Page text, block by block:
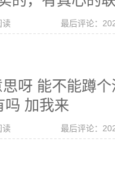
读 最后评论：
呀 能不能蹲
吗 加我来
读 最后评论：